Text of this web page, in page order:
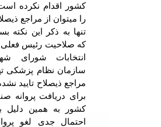
کشور اقدام نکرده
را میتوان از مراجع
تنها به ذکر این نکته
که صلاحیت رئیس فعلی
انتخابات شورای
سازمان نظام پزشکی
مراجع ذیصلاح تایید
برای دریافت پروانه
کشور به همین دلیل
احتمال جدی لغو